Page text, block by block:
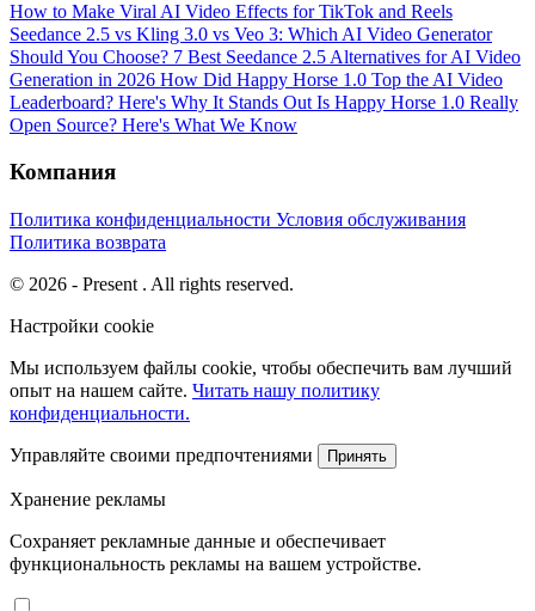
How to Make Viral AI Video Effects for TikTok and Reels
Seedance 2.5 vs Kling 3.0 vs Veo 3: Which AI Video Generator
Should You Choose? 7 Best Seedance 2.5 Alternatives for AI Video
Generation in 2026 How Did Happy Horse 1.0 Top the AI Video
Leaderboard? Here's Why It Stands Out Is Happy Horse 1.0 Really
Open Source? Here's What We Know
Компания
Политика конфиденциальности Условия обслуживания
Политика возврата
© 2026 - Present . All rights reserved.
Настройки cookie
Мы используем файлы cookie, чтобы обеспечить вам лучший
опыт на нашем сайте. Читать нашу политику
конфиденциальности.
Управляйте своими предпочтениями Принять
Хранение рекламы
Сохраняет рекламные данные и обеспечивает
функциональность рекламы на вашем устройстве.